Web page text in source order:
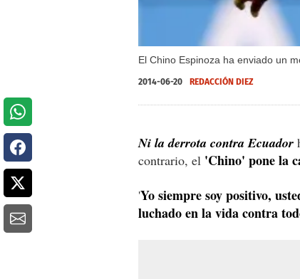
El Chino Espinoza ha enviado un
2014-06-20 REDACCIÓN DIEZ
Ni la derrota contra Ecuador
contrario, el 'Chino' pone la
'Yo siempre soy positivo,
luchado en la vida contra